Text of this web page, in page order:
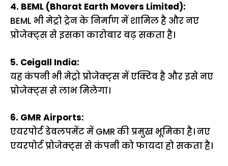
4. BEML (Bharat Earth Movers Limited):
BEML भी मेट्रो ट्रेन के निर्माण में शामिल है और नए
प्रोजेक्ट्स से इसका कारोबार बढ़ सकता है।
5. Ceigall India:
यह कंपनी भी मेट्रो प्रोजेक्ट्स में एक्टिव है और इसे नए
प्रोजेक्ट्स से लाभ मिलेगा।
6. GMR Airports:
एयरपोर्ट डेवलपमेंट में GMR की प्रमुख भूमिका है। नए
एयरपोर्ट प्रोजेक्ट्स से कंपनी को फायदा हो सकता है।